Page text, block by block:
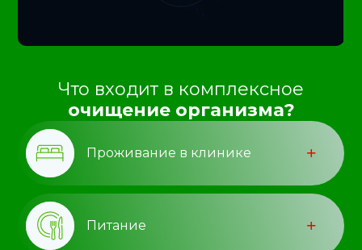
Что входит в комплексное
очищение организма?
Проживание в клинике
Питание